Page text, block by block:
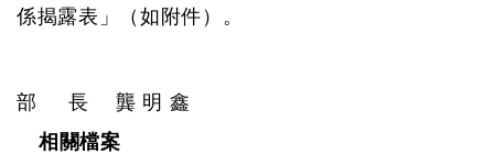
係揭露表」（如附件）。
部 長 龔 明 鑫
相關檔案